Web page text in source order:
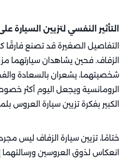
التأثير النفسي لتزيين السيارة
التفاصيل الصغيرة قد تصنع فارقًا
الزفاف. فحين يشاهدان سيارتهما
شخصيتهما، يشعران بالسعادة
الرومانسية ويجعل اليوم أكثر
الكبير بفكرة تزيين سيارة
ختامًا، تزيين سيارة الزفاف ليس
انعكاس لذوق العروسين ورسالتهما